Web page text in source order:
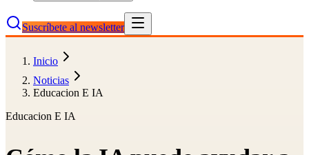
Suscríbete al newsletter
Inicio
Noticias
Educacion E IA
Educacion E IA